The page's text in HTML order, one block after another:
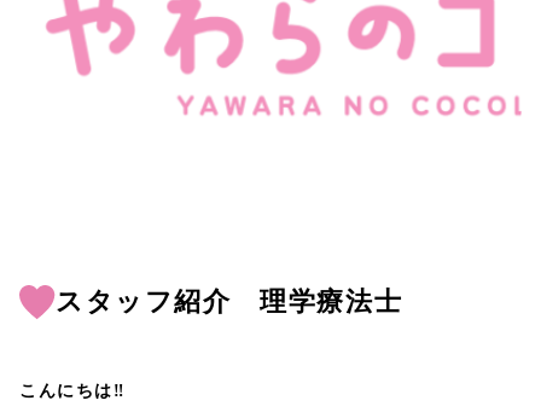
スタッフ紹介 理学療法士
こんにちは‼